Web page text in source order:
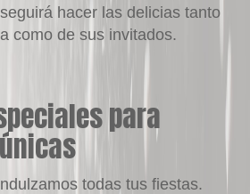
hacer las delicias tanto
como de sus invitados.
para
todas tus fiestas.